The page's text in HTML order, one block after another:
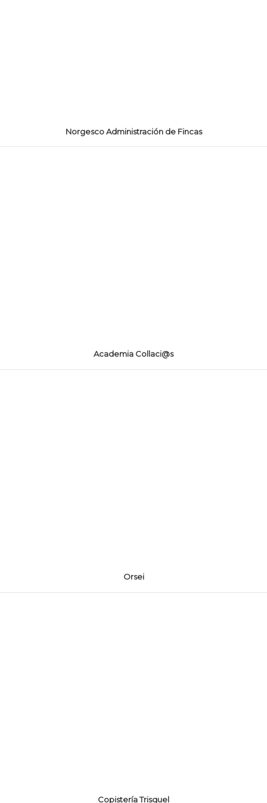
Norgesco Administración de Fincas
Academia Collaci@s
Orsei
Copistería Trisquel